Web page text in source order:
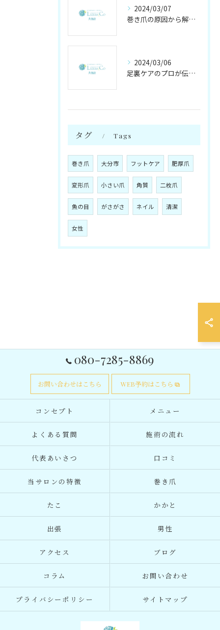
2024/03/07
巻き爪の原因から解消法まで徹底解説！専門家が伝授するケア方法
2024/03/06
足裏ケアのプロが伝授する、足裏トラブル対策の秘密！
タグ Tags
巻き爪 大分市 フットケア 肥厚爪
変形爪 小さい爪 角質 二枚爪
魚の目 がさがさ ネイル 清潔
女性
080-7285-8869
お問い合わせはこちら WEB予約はこちら
コンセプト メニュー
よくある質問 施術の流れ
代表あいさつ 口コミ
当サロンの特徴 巻き爪
たこ かかと
出張 男性
アクセス ブログ
コラム お問い合わせ
プライバシーポリシー サイトマップ